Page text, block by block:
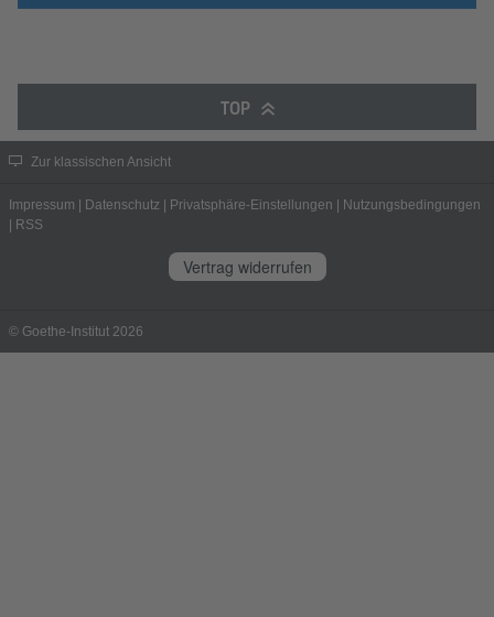
TOP
Zur klassischen Ansicht
Impressum | Datenschutz | Privatsphäre-Einstellungen | Nutzungsbedingungen
| RSS
Vertrag widerrufen
© Goethe-Institut 2026